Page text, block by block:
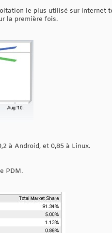
le plus utilisé sur internet
la première fois.
à Android, et 0,85 à Linux.
PDM.